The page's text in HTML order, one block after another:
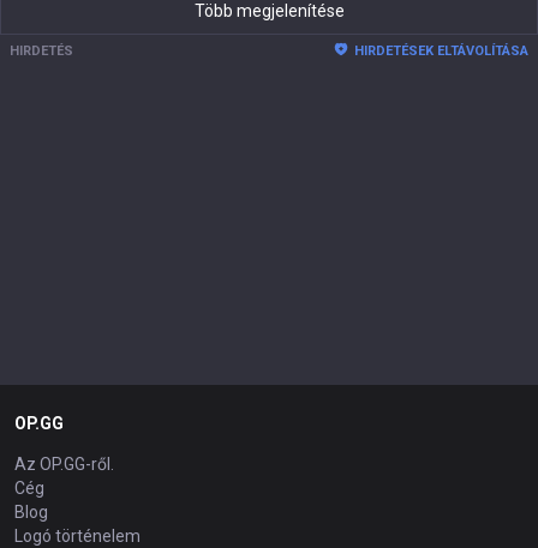
Több megjelenítése
HIRDETÉS HIRDETÉSEK ELTÁVOLÍTÁSA
OP.GG
Az OP.GG-ről.
Cég
Blog
Logó történelem